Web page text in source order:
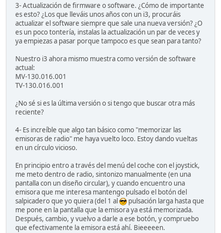
3- Actualización de firmware o software. ¿Cómo de importante
es esto? ¿Los que lleváis unos años con un i3, procuráis
actualizar el software siempre que sale una nueva versión? ¿O
es un poco tontería, instalas la actualización un par de veces y
ya empiezas a pasar porque tampoco es que sean para tanto?
Nuestro i3 ahora mismo muestra como versión de software
actual:
MV-130.016.001
TV-130.016.001
¿No sé si es la última versión o si tengo que buscar otra más
reciente?
4- Es increíble que algo tan básico como "memorizar las
emisoras de radio" me haya vuelto loco. Estoy dando vueltas
en un círculo vicioso.
En principio entro a través del menú del coche con el joystick,
me meto dentro de radio, sintonizo manualmente (en una
pantalla con un diseño circular), y cuando encuentro una
emisora que me interesa mantengo pulsado el botón del
salpicadero que yo quiera (del 1 al
pulsación larga hasta que
me pone en la pantalla que la emisora ya está memorizada.
Después, cambio, y vuelvo a darle a ese botón, y compruebo
que efectivamente la emisora está ahí. Bieeeeen.